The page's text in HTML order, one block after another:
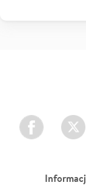
Facebook Twitter